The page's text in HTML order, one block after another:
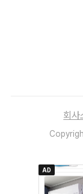
회사
AD